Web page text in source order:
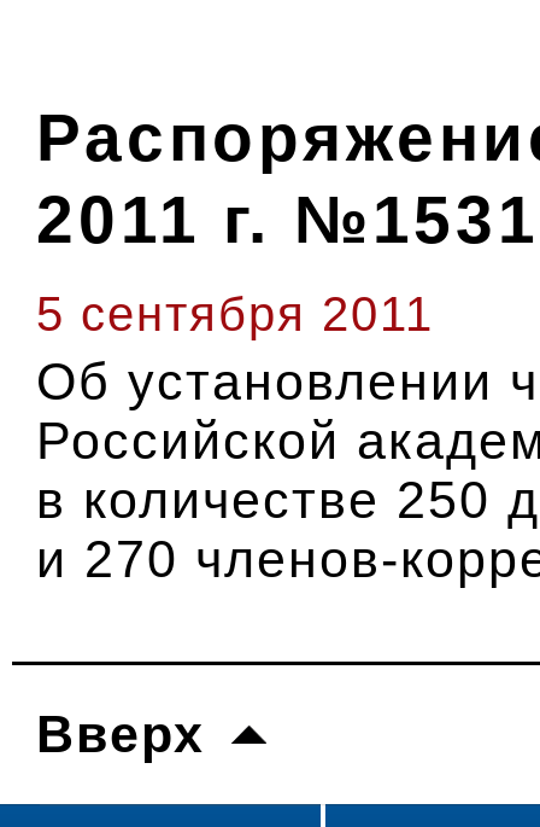
2011 г.
5 сентября 2011
Об установлении
Российской
в количестве 250
и 270 членов-
Вверх